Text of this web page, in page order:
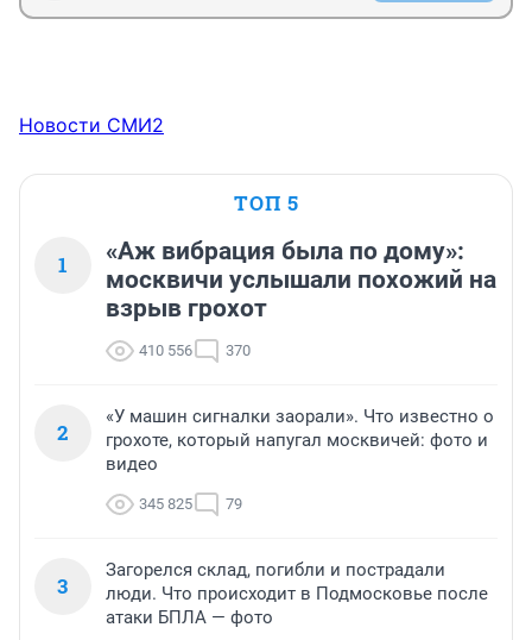
Новости СМИ2
ТОП 5
1
«Аж вибрация была по дому»:
москвичи услышали похожий на
взрыв грохот
410 556 370
2
«У машин сигналки заорали». Что известно о
грохоте, который напугал москвичей: фото и
видео
345 825 79
3
Загорелся склад, погибли и пострадали
люди. Что происходит в Подмосковье после
атаки БПЛА — фото